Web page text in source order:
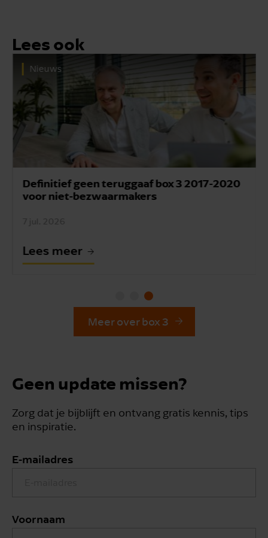
Lees ook
Nieuws
Definitief geen teruggaaf box 3 2017-2020
voor niet-bezwaarmakers
7 jul. 2026
Lees meer
Meer over box 3
Geen update missen?
Zorg dat je bijblijft en ontvang gratis kennis, tips
en inspiratie.
E-mailadres
Voornaam